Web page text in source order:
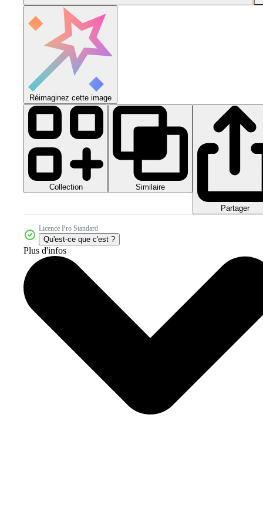
Réimaginez cette image
Collection Similaire
Partager
Licence Pro Standard
Qu'est-ce que c'est ?
Plus d'infos